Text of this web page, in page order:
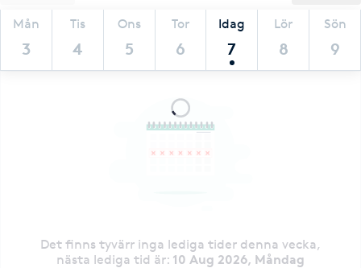
Mån
3
Tis
4
Ons
5
Tor
6
Idag
7
Lör
8
Sön
9
Det finns tyvärr inga lediga tider denna vecka,
nästa lediga tid är: 10 Aug 2026, Måndag